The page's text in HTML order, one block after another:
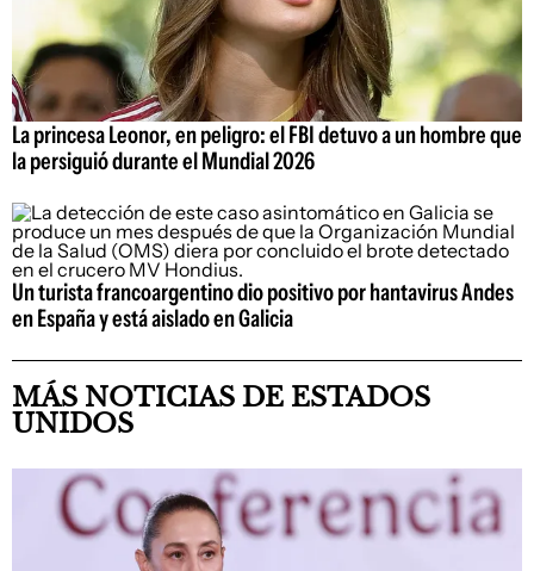
La princesa Leonor, en peligro: el FBI detuvo a un hombre que
la persiguió durante el Mundial 2026
Un turista francoargentino dio positivo por hantavirus Andes
en España y está aislado en Galicia
MÁS NOTICIAS DE ESTADOS
UNIDOS